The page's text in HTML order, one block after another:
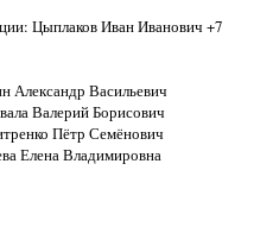
Цыплаков Иван Иванович +7
Васильевич
Валерий Борисович
Пётр Семёнович
Елена Владимировна